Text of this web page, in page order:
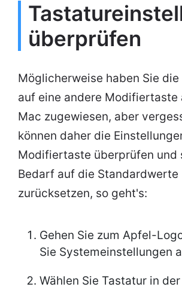
überprüfen
Möglicherweise haben Sie
auf eine andere Modifiertaste
Mac zugewiesen, aber
können daher die
Modifiertaste überprüfen und
Bedarf auf die Standardwerte
zurücksetzen, so geht's:
Gehen Sie zum Apfel-
Sie Systemeinstellungen
Wählen Sie Tastatur in